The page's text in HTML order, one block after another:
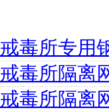
戒毒所专用
戒毒所隔离
戒毒所隔离